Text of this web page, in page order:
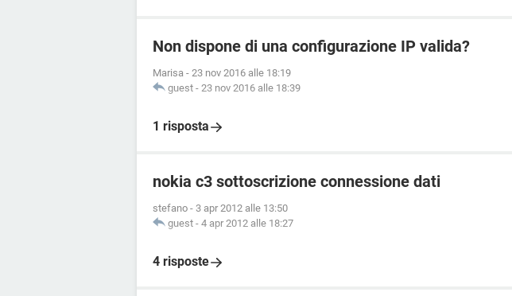
Non dispone di una configurazione IP valida?
Marisa - 23 nov 2016 alle 18:19
guest - 23 nov 2016 alle 18:39
1 risposta
nokia c3 sottoscrizione connessione dati
stefano - 3 apr 2012 alle 13:50
guest - 4 apr 2012 alle 18:27
4 risposte